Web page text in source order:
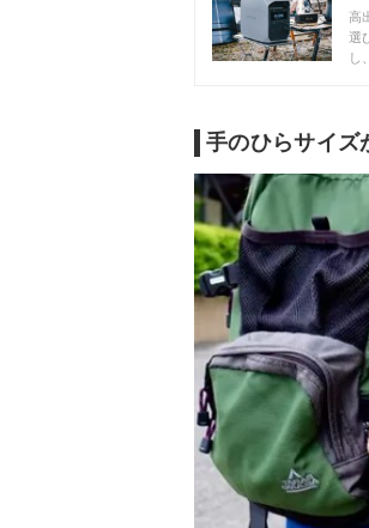
高
選
し
手のひらサイズ